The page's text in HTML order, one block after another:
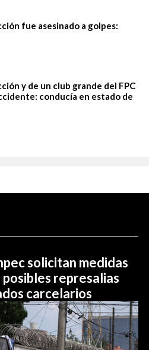
fue asesinado a golpes:
y de un club grande del FPC
conducía en estado de
solicitan medidas
represalias
carcelarios